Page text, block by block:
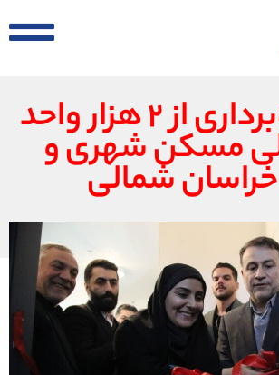
آیین بهره‌برداری از ۲ هزار واحد
مسکن شهری و
شمالی